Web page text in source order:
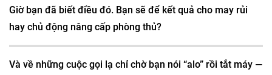
Giờ bạn đã biết điều đó. Bạn sẽ để kết quả cho may rủi
hay chủ động nâng cấp phòng thủ?
Và về những cuộc gọi lạ chỉ chờ bạn nói “alo” rồi tắt máy —